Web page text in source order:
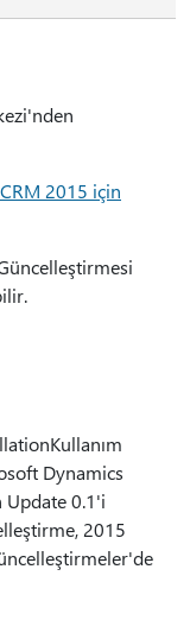
2015 için
Dynamics
Update 0.1'i
2015